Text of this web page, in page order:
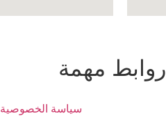
روابط مهمة
سياسة الخصوصية